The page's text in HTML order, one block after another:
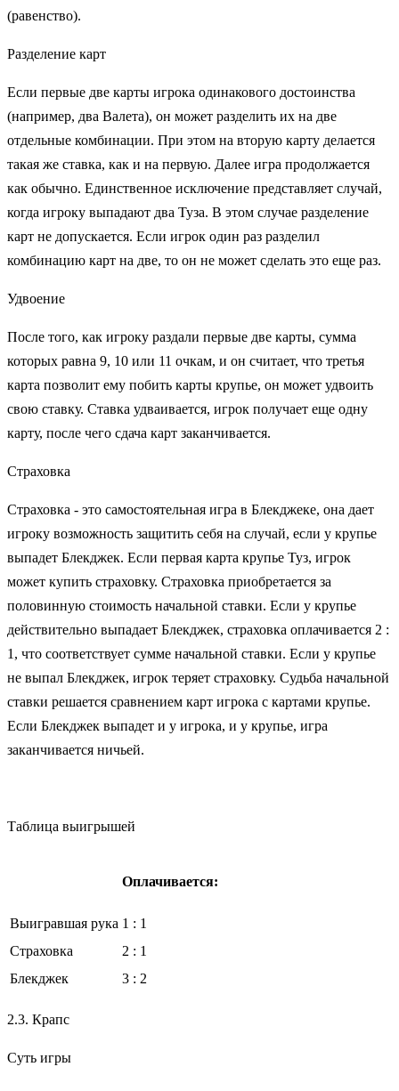
(равенство).
Разделение карт
Если первые две карты игрока одинакового достоинства
(например, два Валета), он может разделить их на две
отдельные комбинации. При этом на вторую карту делается
такая же ставка, как и на первую. Далее игра продолжается
как обычно. Единственное исключение представляет случай,
когда игроку выпадают два Туза. В этом случае разделение
карт не допускается. Если игрок один раз разделил
комбинацию карт на две, то он не может сделать это еще раз.
Удвоение
После того, как игроку раздали первые две карты, сумма
которых равна 9, 10 или 11 очкам, и он считает, что третья
карта позволит ему побить карты крупье, он может удвоить
свою ставку. Cтавка удваивается, игрок получает еще одну
карту, после чего сдача карт заканчивается.
Страховка
Страховка - это самостоятельная игра в Блекджеке, она дает
игроку возможность защитить себя на случай, если у крупье
выпадет Блекджек. Если первая карта крупье Туз, игрок
может купить страховку. Страховка приобретается за
половинную стоимость начальной ставки. Если у крупье
действительно выпадает Блекджек, страховка оплачивается 2 :
1, что соответствует сумме начальной ставки. Если у крупье
не выпал Блекджек, игрок теряет страховку. Судьба начальной
ставки решается сравнением карт игрока с картами крупье.
Если Блекджек выпадет и у игрока, и у крупье, игра
заканчивается ничьей.
Таблица выигрышей
Оплачивается:
Выигравшая рука 1 : 1
Страховка
2 : 1
Блекджек
3 : 2
2.3. Крапс
Суть игры